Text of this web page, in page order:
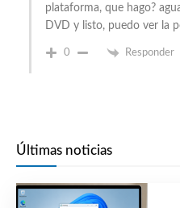
plataforma, que hago?
DVD y listo, puedo ver la
0 Responder
Últimas noticias